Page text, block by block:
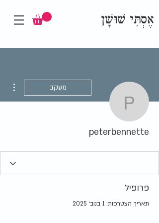
אֶסְתִּי שׁוּשָׁן
peterbennette
מעקב
peterbennette
פרופיל
תאריך הצטרפות: 1 בנוב׳ 2025